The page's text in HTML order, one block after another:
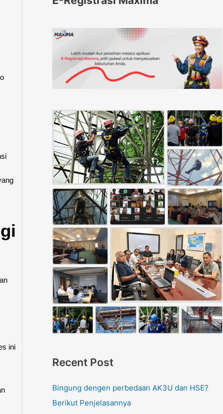
ini
Recent Post
Bingung dengen perbedaan AK3U dan HSE?
Berikut Penjelasannya